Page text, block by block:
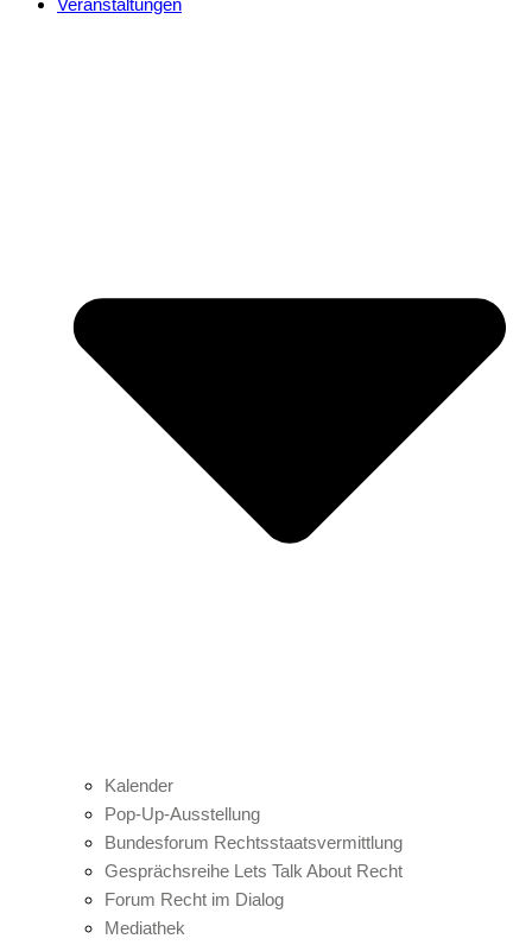
Veranstaltungen
Kalender
Pop-Up-Ausstellung
Bundesforum Rechtsstaatsvermittlung
Gesprächsreihe Lets Talk About Recht
Forum Recht im Dialog
Mediathek